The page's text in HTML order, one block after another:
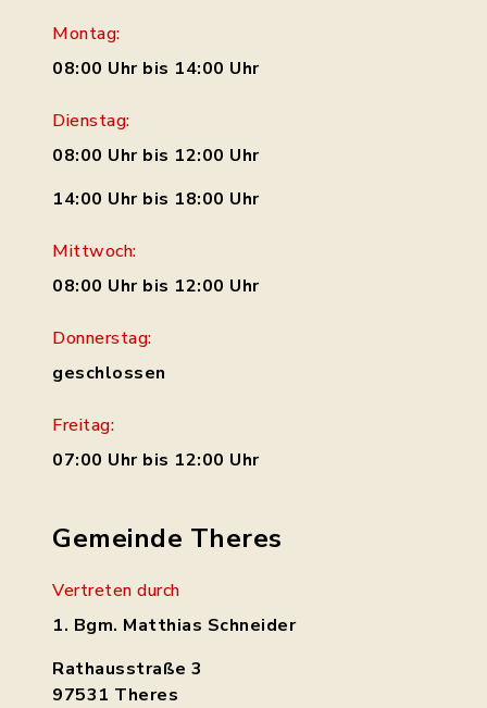
Montag:
08:00 Uhr bis 14:00 Uhr
Dienstag:
08:00 Uhr bis 12:00 Uhr
14:00 Uhr bis 18:00 Uhr
Mittwoch:
08:00 Uhr bis 12:00 Uhr
Donnerstag:
geschlossen
Freitag:
07:00 Uhr bis 12:00 Uhr
Gemeinde Theres
Vertreten durch
1. Bgm. Matthias Schneider
Rathausstraße 3
97531 Theres